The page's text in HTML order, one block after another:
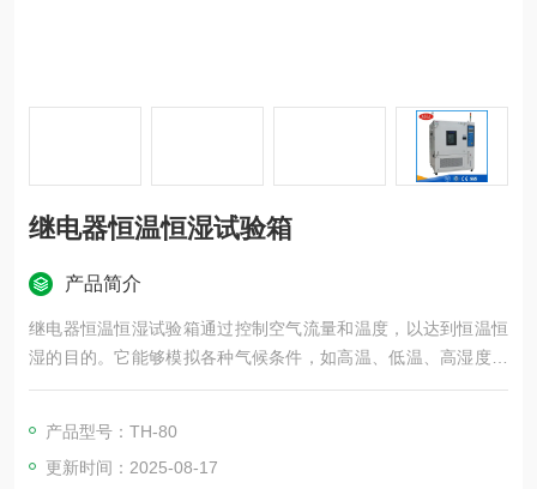
继电器恒温恒湿试验箱
产品简介
继电器恒温恒湿试验箱通过控制空气流量和温度，以达到恒温恒
湿的目的。它能够模拟各种气候条件，如高温、低温、高湿度、
低湿度等，以检测材料、产品在不同环境下的性能变化。这种设
品、金属、食品、化学、建材、医疗、航天等领域，用于测试材
料的耐热、耐寒、耐干、耐湿等性能。
产品型号：TH-80
更新时间：2025-08-17